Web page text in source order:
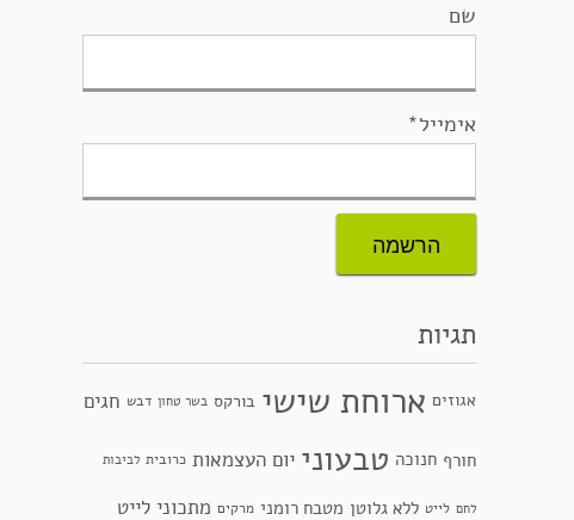
שם
אימייל*
תגיות
אגוזים ארוחת שישי בורקס בשר טחון דבש חגים
חורף חנוכה טבעוני יום העצמאות כרובית לביבות
לחם לייט ללא גלוטן מטבח רומני מרקים מתכוני לייט